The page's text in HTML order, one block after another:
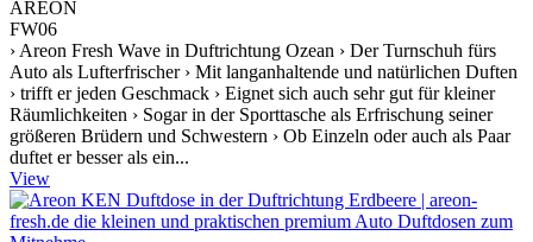
AREON
FW06
› Areon Fresh Wave in Duftrichtung Ozean › Der Turnschuh fürs
Auto als Lufterfrischer › Mit langanhaltende und natürlichen Duften
› trifft er jeden Geschmack › Eignet sich auch sehr gut für kleiner
Räumlichkeiten › Sogar in der Sporttasche als Erfrischung seiner
größeren Brüdern und Schwestern › Ob Einzeln oder auch als Paar
duftet er besser als ein...
View